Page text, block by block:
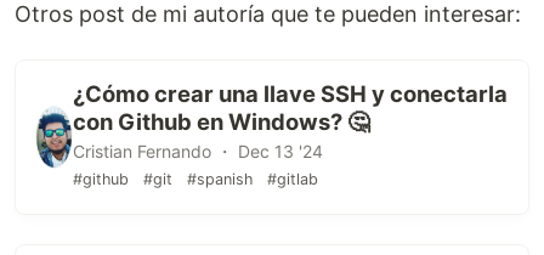
Otros post de mi autoría que te pueden interesar:
¿Cómo crear una llave SSH y conectarla
con Github en Windows? 🤔
Cristian Fernando ・ Dec 13 '24
#github #git #spanish #gitlab